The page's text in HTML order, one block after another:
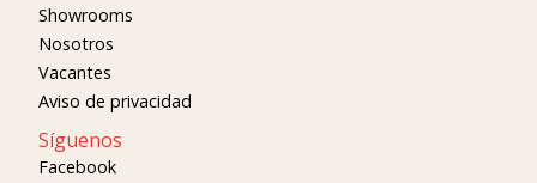
Showrooms
Nosotros
Vacantes
Aviso de privacidad
Síguenos
Facebook